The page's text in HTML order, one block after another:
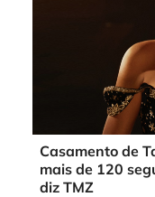
Casamento de
mais de 120
diz TMZ